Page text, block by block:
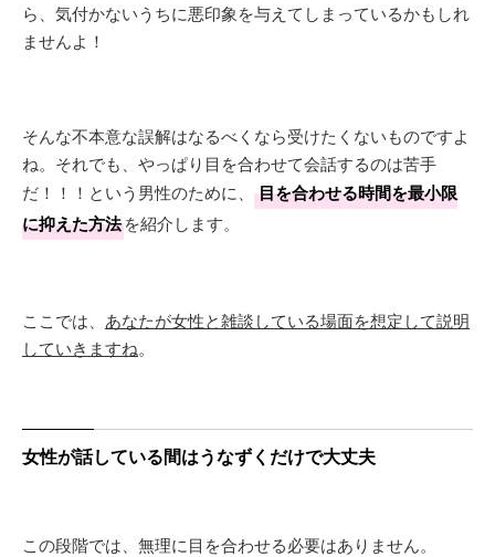
ら、気付かないうちに悪印象を与えてしまっているかもしれ
ませんよ！
そんな不本意な誤解はなるべくなら受けたくないものですよ
ね。それでも、やっぱり目を合わせて会話するのは苦手
だ！！！という男性のために、
目を合わせる時間を最小限
に抑えた方法を紹介します。
ここでは、 あなたが女性と雑談している場面を想定して説明
していきますね。
女性が話している間はうなずくだけで大丈夫
この段階では、無理に目を合わせる必要はありません。